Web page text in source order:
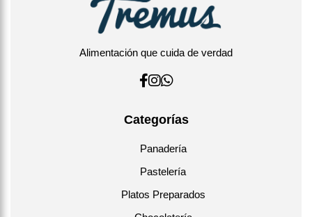
Alimentación que cuida de verdad
Categorías
Panadería
Pastelería
Platos Preparados